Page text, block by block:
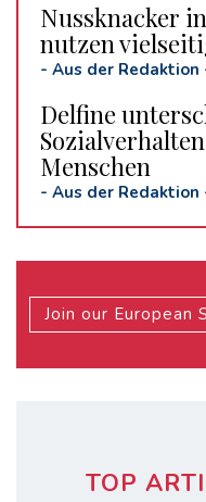
Nussknacker
nutzen
- Aus der Redaktion
Delfine
Menschen
- Aus der Redaktion
Join our
TOP